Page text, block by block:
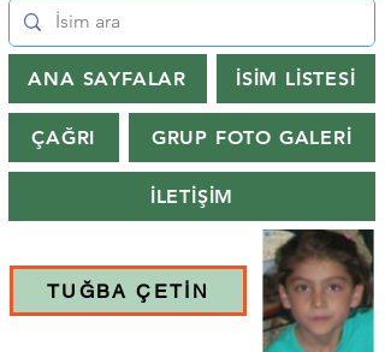
ANA SAYFALAR İSİM LİSTESİ
ÇAĞRI GRUP FOTO GALERİ
İLETİŞİM
TUĞBA ÇETİN